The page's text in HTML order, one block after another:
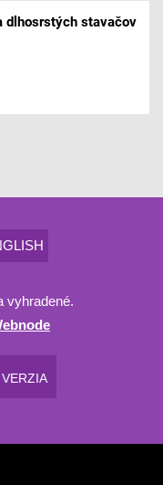
dlhosrstých stavačov
vyhradené.